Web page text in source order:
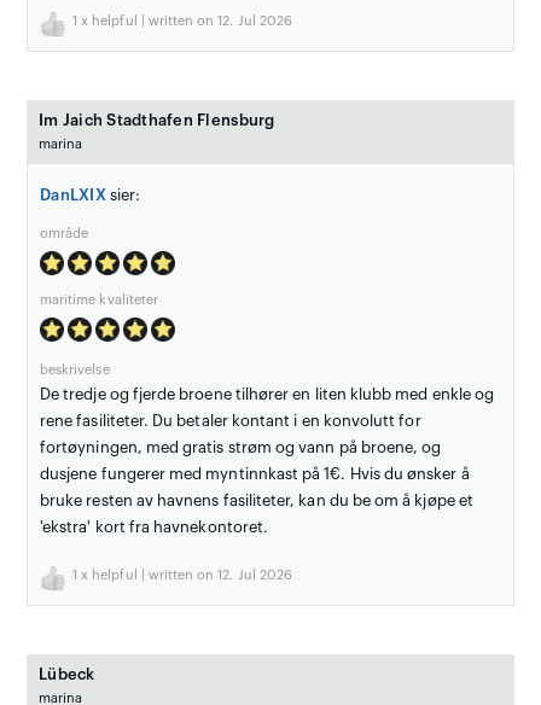
1 x helpful | written on 12. Jul 2026
Im Jaich Stadthafen Flensburg
marina
DanLXIX sier:
område
maritime kvaliteter
beskrivelse
De tredje og fjerde broene tilhører en liten klubb med enkle og
rene fasiliteter. Du betaler kontant i en konvolutt for
fortøyningen, med gratis strøm og vann på broene, og
dusjene fungerer med myntinnkast på 1€. Hvis du ønsker å
bruke resten av havnens fasiliteter, kan du be om å kjøpe et
'ekstra' kort fra havnekontoret.
1 x helpful | written on 12. Jul 2026
Lübeck
marina